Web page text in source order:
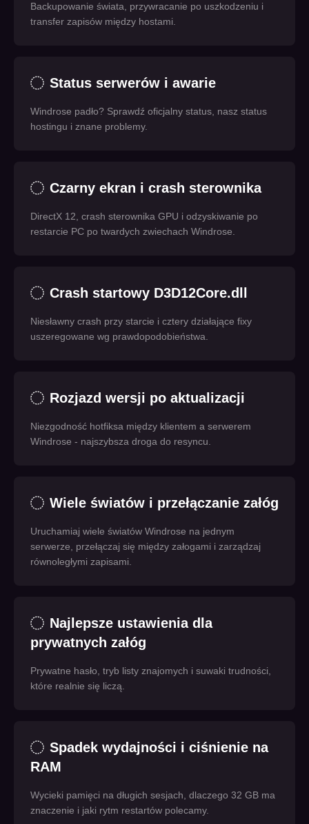
Backupowanie świata, przywracanie po uszkodzeniu i
transfer zapisów między hostami.
Status serwerów i awarie
Windrose padło? Sprawdź oficjalny status, nasz status
hostingu i znane problemy.
Czarny ekran i crash sterownika
DirectX 12, crash sterownika GPU i odzyskiwanie po
restarcie PC po twardych zwiechach Windrose.
Crash startowy D3D12Core.dll
Niesławny crash przy starcie i cztery działające fixy
uszeregowane wg prawdopodobieństwa.
Rozjazd wersji po aktualizacji
Niezgodność hotfiksa między klientem a serwerem
Windrose - najszybsza droga do resyncu.
Wiele światów i przełączanie załóg
Uruchamiaj wiele światów Windrose na jednym
serwerze, przełączaj się między załogami i zarządzaj
równoległymi zapisami.
Najlepsze ustawienia dla
prywatnych załóg
Prywatne hasło, tryb listy znajomych i suwaki trudności,
które realnie się liczą.
Spadek wydajności i ciśnienie na
RAM
Wycieki pamięci na długich sesjach, dlaczego 32 GB ma
znaczenie i jaki rytm restartów polecamy.